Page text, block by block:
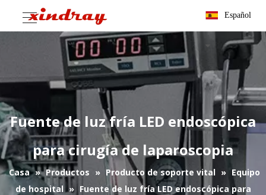
Español
Fuente de luz fría LED endoscópica
para cirugía de laparoscopia
Casa » Productos » Producto de soporte vital » Equipo
de hospital » Fuente de luz fría LED endoscópica para